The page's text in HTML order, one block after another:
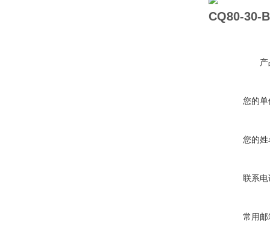
CQ80-30-
您的
您的
联系
常用